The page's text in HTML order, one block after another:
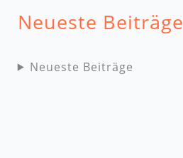
Neueste Beiträge
Neueste Beiträge